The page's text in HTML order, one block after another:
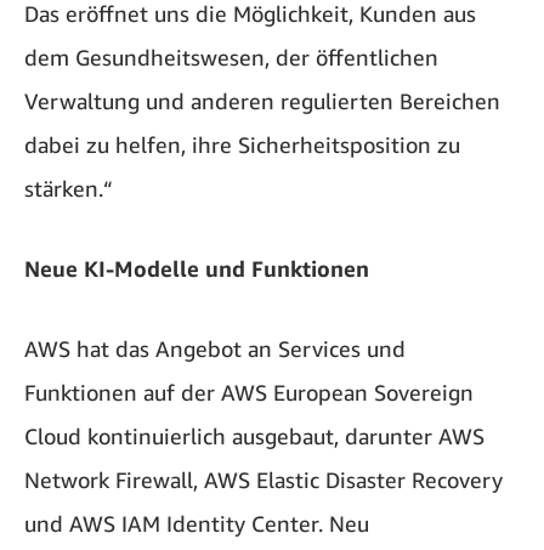
Das eröffnet uns die Möglichkeit, Kunden aus
dem Gesundheitswesen, der öffentlichen
Verwaltung und anderen regulierten Bereichen
dabei zu helfen, ihre Sicherheitsposition zu
stärken.“
Neue KI-Modelle und Funktionen
AWS hat das Angebot an Services und
Funktionen auf der AWS European Sovereign
Cloud kontinuierlich ausgebaut, darunter AWS
Network Firewall, AWS Elastic Disaster Recovery
und AWS IAM Identity Center. Neu